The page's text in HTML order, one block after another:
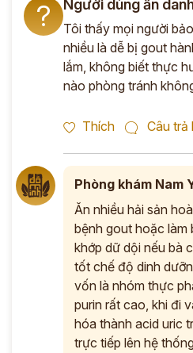
? Người dùng ẩn
Tôi thấy mọi người
nhiều là dễ bị gout
lắm, không biết thực
nào phòng tránh
Thích Câu trả
Phòng khám Nam
Ăn nhiều hải sản
bệnh gout hoặc
khớp dữ dội nếu bà
tốt chế độ dinh
vốn là nhóm thực
purin rất cao, khi đi
hóa thành acid uric
trực tiếp lên hệ
ĐĂNG KÝ TƯ